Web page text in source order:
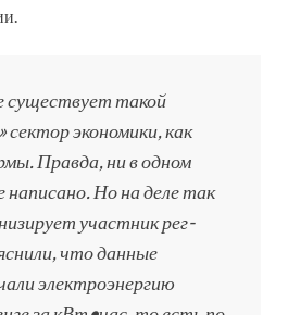
существует такой
экономики, как
Правда, ни в одном
написано. Но на деле так
участник рег­
что данные
электро­энергию